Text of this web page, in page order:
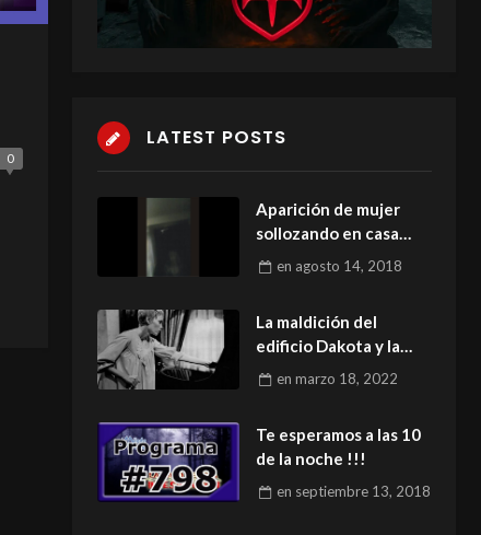
0
LATEST POSTS
Aparición de mujer
sollozando en casa
abandonada
en agosto 14, 2018
La maldición del
edificio Dakota y la
semilla del diablo.
enmarzo 18, 2022
Te esperamos a las 10
de la noche !!!
en septiembre 13, 2018